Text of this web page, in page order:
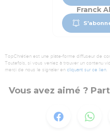
Franck
TopChrétien est une plate-forme diffuseur de
Toutefois, si vous veniez à trouver un contenu
merci de nous le signaler en cliquant sur ce lien.
Vous avez aimé ?